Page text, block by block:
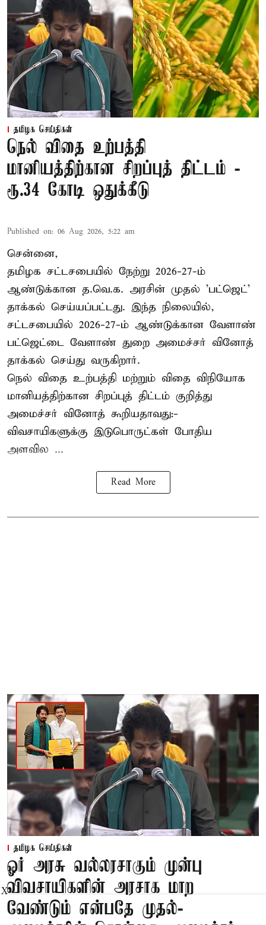
தமிழக செய்திகள்
நெல் விதை உற்பத்தி
மானியத்திற்கான சிறப்புத் திட்டம் -
ரூ.34 கோடி ஒதுக்கீடு
Published on: 06 Aug 2026, 5:22 am
சென்னை,
தமிழக சட்டசபையில் நேற்று 2026-27-ம்
ஆண்டுக்கான த.வெ.க. அரசின் முதல் 'பட்ஜெட்'
தாக்கல் செய்யப்பட்டது. இந்த நிலையில்,
சட்டசபையில் 2026-27-ம் ஆண்டுக்கான வேளாண்
பட்ஜெட்டை வேளாண் துறை அமைச்சர் வினோத்
தாக்கல் செய்து வருகிறார்.
நெல் விதை உற்பத்தி மற்றும் விதை விநியோக
மானியத்திற்கான சிறப்புத் திட்டம் குறித்து
அமைச்சர் வினோத் கூறியதாவது:-
விவசாயிகளுக்கு இடுபொருட்கள் போதிய
அளவில ...
Read More
தமிழக செய்திகள்
ஓர் அரசு வல்லரசாகும் முன்பு
விவசாயிகளின் அரசாக மாற
வேண்டும் என்பதே முதல்-
X